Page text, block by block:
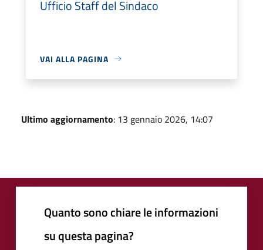
Ufficio Staff del Sindaco
VAI ALLA PAGINA
Ultimo aggiornamento: 13 gennaio 2026, 14:07
Quanto sono chiare le informazioni
su questa pagina?